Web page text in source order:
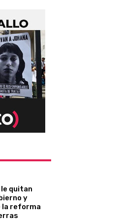
quitan
y
la reforma